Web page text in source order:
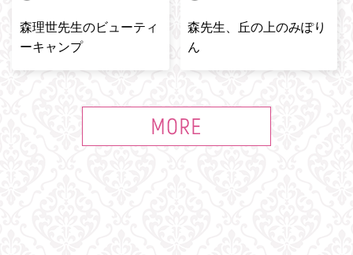
森理世先生のビューティ
ーキャンプ
森先生、丘の上のみぽり
ん